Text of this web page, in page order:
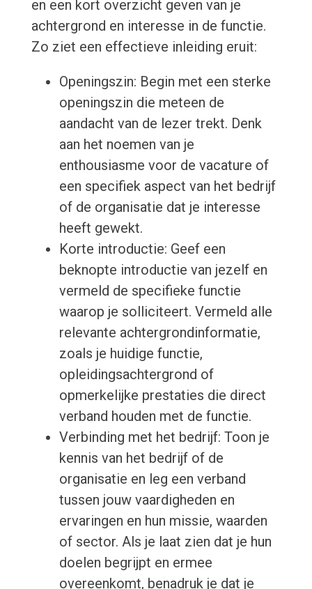
en een kort overzicht geven van je
achtergrond en interesse in de functie.
Zo ziet een effectieve inleiding eruit:
Openingszin: Begin met een sterke
openingszin die meteen de
aandacht van de lezer trekt. Denk
aan het noemen van je
enthousiasme voor de vacature of
een specifiek aspect van het bedrijf
of de organisatie dat je interesse
heeft gewekt.
Korte introductie: Geef een
beknopte introductie van jezelf en
vermeld de specifieke functie
waarop je solliciteert. Vermeld alle
relevante achtergrondinformatie,
zoals je huidige functie,
opleidingsachtergrond of
opmerkelijke prestaties die direct
verband houden met de functie.
Verbinding met het bedrijf: Toon je
kennis van het bedrijf of de
organisatie en leg een verband
tussen jouw vaardigheden en
ervaringen en hun missie, waarden
of sector. Als je laat zien dat je hun
doelen begrijpt en ermee
overeenkomt, benadruk je dat je